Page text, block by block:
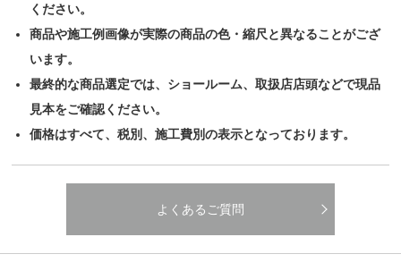
ください。
商品や施工例画像が実際の商品の色・縮尺と異なることがござ
います。
最終的な商品選定では、ショールーム、取扱店店頭などで現品
見本をご確認ください。
価格はすべて、税別、施工費別の表示となっております。
よくあるご質問